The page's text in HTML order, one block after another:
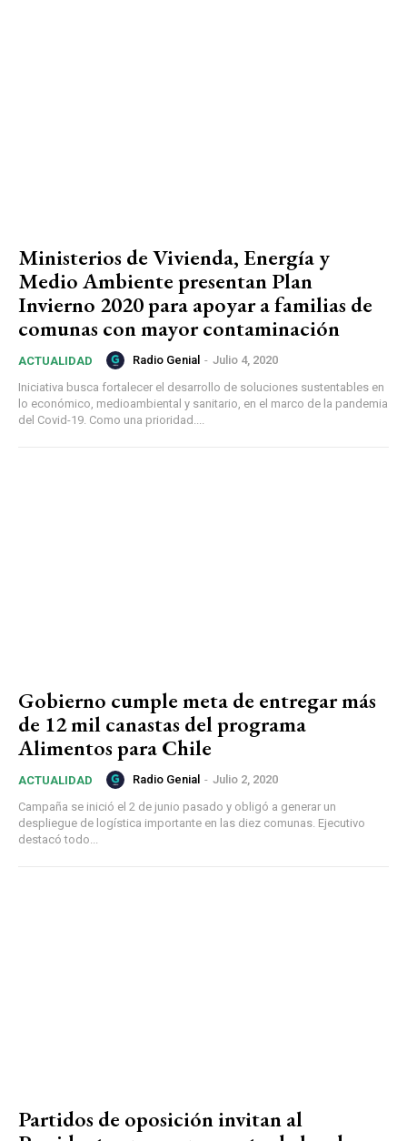
Ministerios de Vivienda, Energía y
Medio Ambiente presentan Plan
Invierno 2020 para apoyar a familias de
comunas con mayor contaminación
ACTUALIDAD Radio Genial - Julio 4, 2020
Iniciativa busca fortalecer el desarrollo de soluciones sustentables en
lo económico, medioambiental y sanitario, en el marco de la pandemia
del Covid-19. Como una prioridad....
Gobierno cumple meta de entregar más
de 12 mil canastas del programa
Alimentos para Chile
ACTUALIDAD Radio Genial - Julio 2, 2020
Campaña se inició el 2 de junio pasado y obligó a generar un
despliegue de logística importante en las diez comunas. Ejecutivo
destacó todo...
Partidos de oposición invitan al